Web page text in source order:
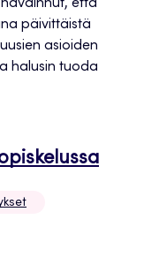
että
päivittäistä
asioiden
halusin tuoda